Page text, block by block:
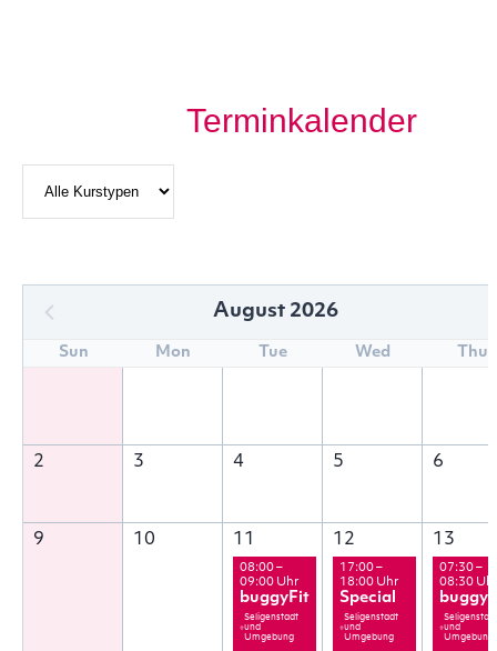
Terminkalender
August 2026
Sun Mon Tue Wed Thu
2 3 4 5 6
9 10 11
08:00 –
09:00 Uhr
buggyFit
Seligenstadt
und
Umgebung
12
17:00 –
18:00 Uhr
Special
Seligenstadt
und
Umgebung
13
07:30 –
08:30
und
Umgebung